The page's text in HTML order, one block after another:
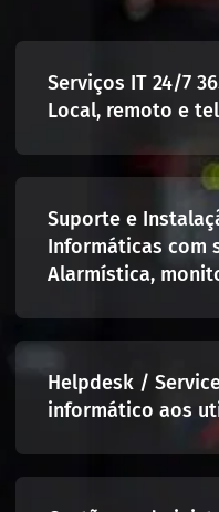
Serviços IT 24/7
Local, remoto e
Suporte e
Informáticas com
Alarmística,
Helpdesk /
informático aos